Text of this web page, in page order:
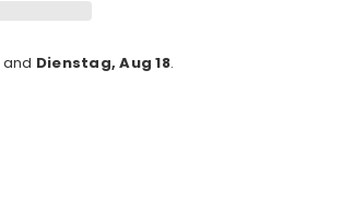
and Dienstag, Aug 18.